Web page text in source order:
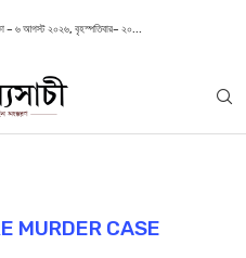
– ৬ আগস্ট ২০২৬, বৃহস্পতিবার– ২০...
MURDER CASE